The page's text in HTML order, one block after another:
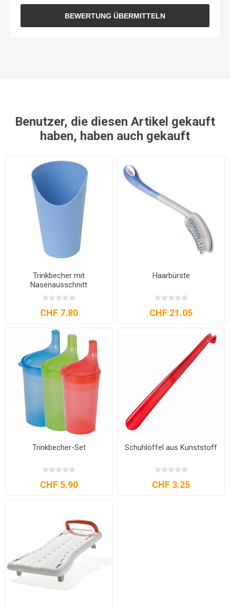
BEWERTUNG ÜBERMITTELN
Benutzer, die diesen Artikel gekauft
haben, haben auch gekauft
Trinkbecher mit
Nasenausschnitt
CHF 7.80
Haarbürste
CHF 21.05
Trinkbecher-Set
CHF 5.90
Schuhlöffel aus Kunststoff
CHF 3.25